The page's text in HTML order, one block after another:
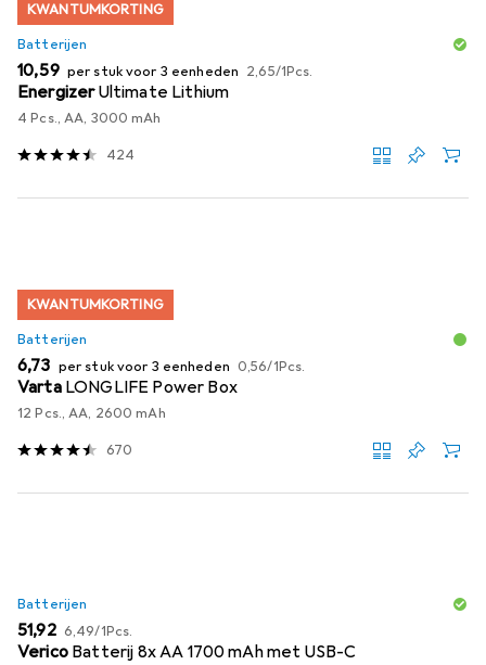
KWANTUMKORTING
Batterijen
EUR
10,59 per stuk voor 3 eenheden EUR
2,65/1Pcs.
EnergizerUltimate Lithium
4 Pcs., AA, 3000 mAh
424
KWANTUMKORTING
Batterijen
EUR
6,73 per stuk voor 3 eenheden EUR
0,56/1Pcs.
Varta LONGLIFE Power Box
12 Pcs., AA, 2600 mAh
670
Batterijen
EUR
51,92 EUR
6,49/1Pcs.
Verico Batterij 8x AA 1700 mAh met USB-C